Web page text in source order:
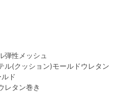
性メッシュ
(クッション)モールドウレタン
ド
レタン巻き